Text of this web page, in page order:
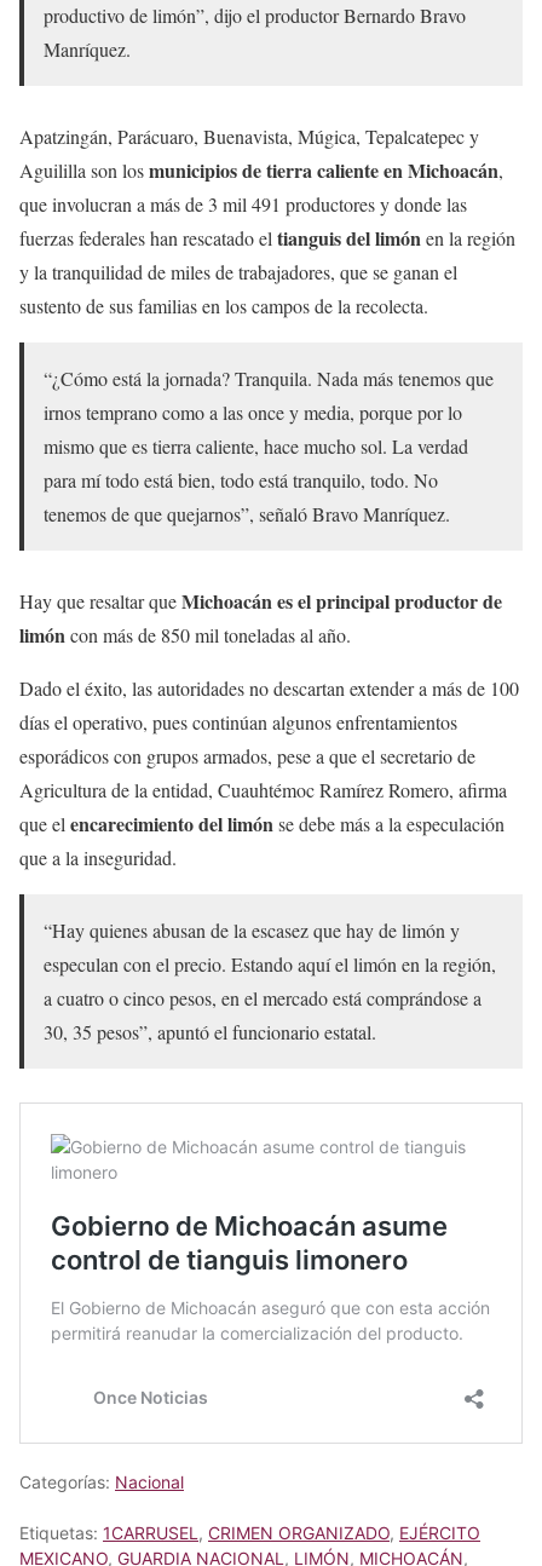
productivo de limón”, dijo el productor Bernardo Bravo
Manríquez.
Apatzingán, Parácuaro, Buenavista, Múgica, Tepalcatepec y
Aguililla son losmunicipios de tierra caliente en Michoacán,
que involucran a más de 3 mil 491 productores y donde las
fuerzas federales han rescatado el tianguis del limónen la región
y la tranquilidad de miles de trabajadores, que se ganan el
sustento de sus familias en los campos de la recolecta.
“¿Cómo está la jornada? Tranquila. Nada más tenemos que
irnos temprano como a las once y media, porque por lo
mismo que es tierra caliente, hace mucho sol. La verdad
para mí todo está bien, todo está tranquilo, todo. No
tenemos de que quejarnos”, señaló Bravo Manríquez.
Hay que resaltar queMichoacán es el principal productor de
limóncon más de 850 mil toneladas al año.
Dado el éxito, las autoridades no descartan extender a más de 100
días el operativo, pues continúan algunos enfrentamientos
esporádicos con grupos armados, pese a que el secretario de
Agricultura de la entidad, Cuauhtémoc Ramírez Romero, afirma
que el encarecimiento del limónse debe más a la especulación
que a la inseguridad.
“Hay quienes abusan de la escasez que hay de limón y
especulan con el precio. Estando aquí el limón en la región,
a cuatro o cinco pesos, en el mercado está comprándose a
30, 35 pesos”, apuntó el funcionario estatal.
Categorías: Nacional
Etiquetas: 1CARRUSEL , CRIMEN ORGANIZADO, EJÉRCITO
MEXICANO, GUARDIA NACIONAL , LIMÓN, MICHOACÁN,